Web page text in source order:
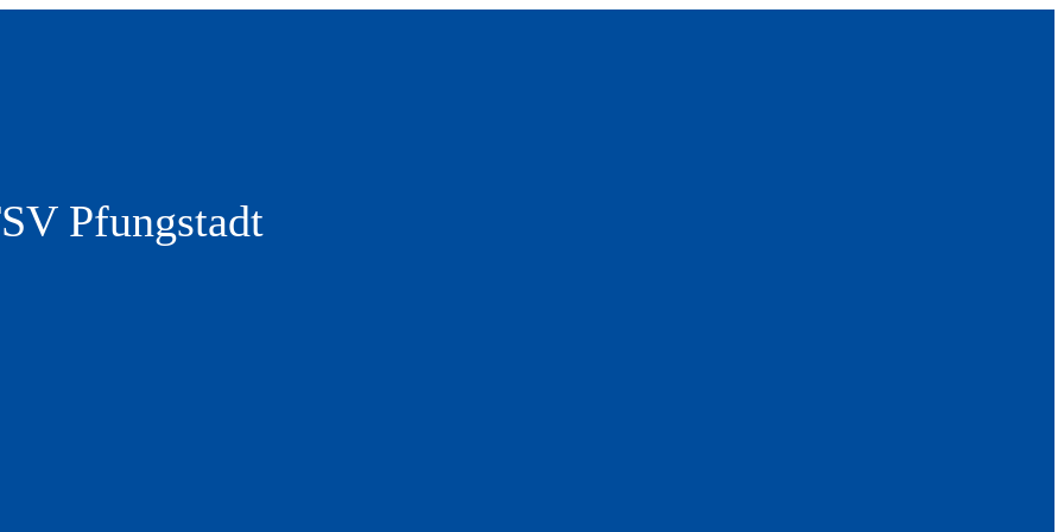
Pfungstadt